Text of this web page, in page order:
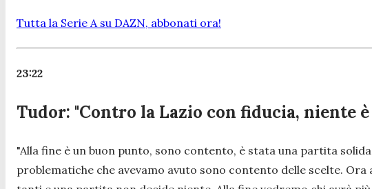
Tutta la Serie A su DAZN, abbonati ora!
23:22
Tudor: "Contro la Lazio con fiducia, niente è
"Alla fine è un buon punto, sono contento, è stata una partita
problematiche che avevamo avuto sono contento delle scelte.